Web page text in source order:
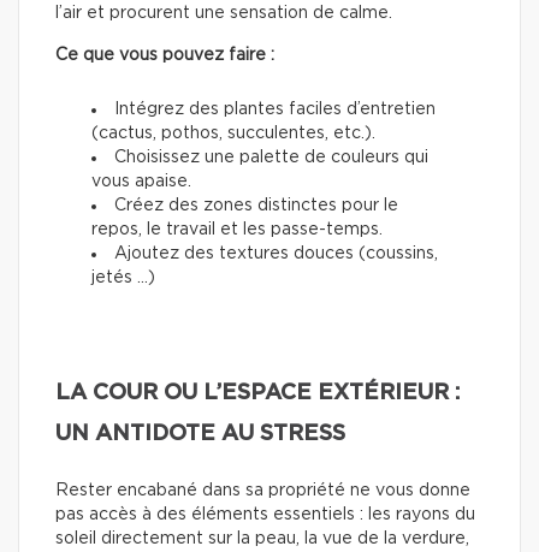
l’air et procurent une sensation de calme.
Ce que vous pouvez faire :
Intégrez des plantes faciles d’entretien
(cactus, pothos, succulentes, etc.).
Choisissez une palette de couleurs qui
vous apaise.
Créez des zones distinctes pour le
repos, le travail et les passe-temps.
Ajoutez des textures douces (coussins,
jetés …)
LA COUR OU L’ESPACE EXTÉRIEUR :
UN ANTIDOTE AU STRESS
Rester encabané dans sa propriété ne vous donne
pas accès à des éléments essentiels : les rayons du
soleil directement sur la peau, la vue de la verdure,